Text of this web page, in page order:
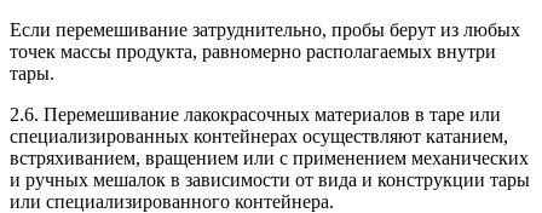
Если перемешивание затруднительно, пробы берут из любых
точек массы продукта, равномерно располагаемых внутри
тары.
2.6. Перемешивание лакокрасочных материалов в таре или
специализированных контейнерах осуществляют катанием,
встряхиванием, вращением или с применением механических
и ручных мешалок в зависимости от вида и конструкции тары
или специализированного контейнера.